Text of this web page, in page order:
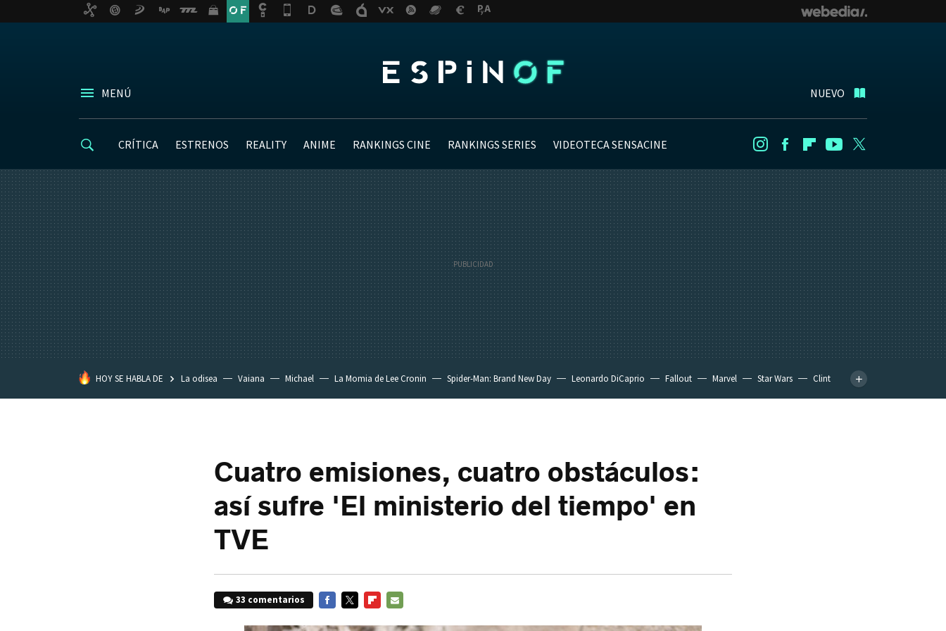
MENÚ NUEVO
CRÍTICA ESTRENOS REALITY ANIME RANKINGS CINE RANKINGS SERIES VIDEOTECA SENSACINE InstagramFacebookFlipboard
Youtube
HOY SE HABLA DE La odisea Vaiana Michael La Momia de Lee Cronin Spider-Man: Brand New Day Leonardo DiCaprio Fallout Marvel Star Wars
Clint
Cuatro emisiones, cuatro obstáculos:
así sufre 'El ministerio del tiempo' en
TVE
33 comentarios